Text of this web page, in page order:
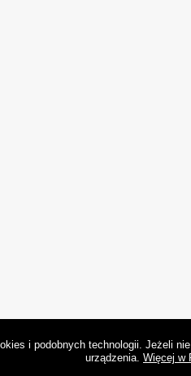
i podobnych technologii. Jeżeli
urządzenia. Więcej w